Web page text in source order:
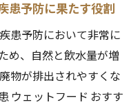
患予防に果たす役割
患予防において非常に
め、自然と飲水量が増
物が排出されやすくな
ウェットフード おすす